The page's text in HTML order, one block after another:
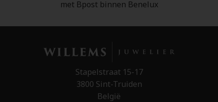
met Bpost binnen Benelux
Stapelstraat 15-17
3800 Sint-Truiden
België